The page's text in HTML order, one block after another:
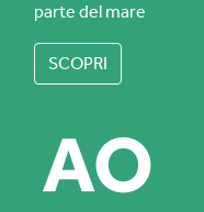
parte del mare
SCOPRI